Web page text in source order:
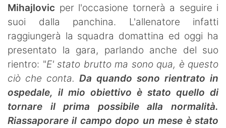
Mihajlovic per l'occasione tornerà a seguire i
suoi dalla panchina. L'allenatore infatti
raggiungerà la squadra domattina ed oggi ha
presentato la gara, parlando anche del suo
rientro: "E' stato brutto ma sono qua, è questo
ciò che conta. Da quando sono rientrato in
ospedale, il mio obiettivo è stato quello di
tornare il prima possibile alla normalità.
Riassaporare il campo dopo un mese è stato